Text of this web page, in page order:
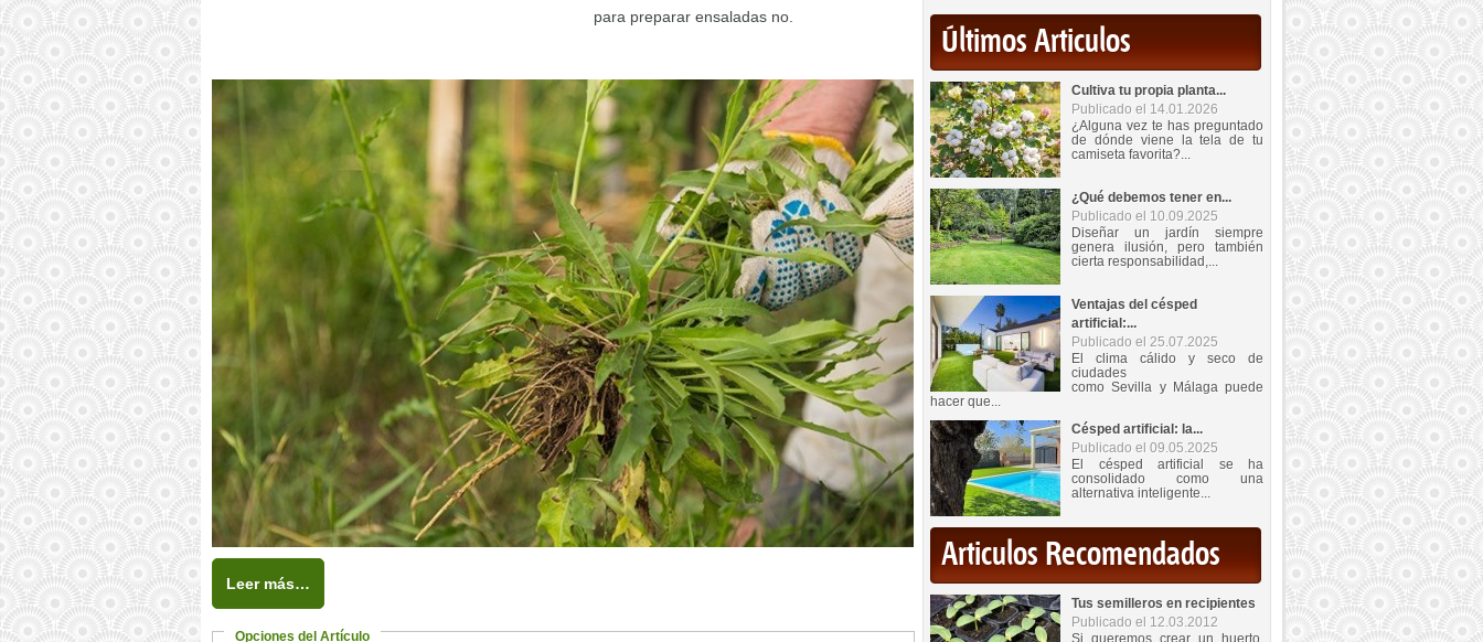
para preparar ensaladas no.
Leer más…
Opciones del Artículo
Últimos Articulos
Cultiva tu propia planta...
Publicado el 14.01.2026
¿Alguna vez te has preguntado
de dónde viene la tela de tu
camiseta favorita?...
¿Qué debemos tener en...
Publicado el 10.09.2025
Diseñar un jardín siempre
genera ilusión, pero también
cierta responsabilidad,...
Ventajas del césped
artificial:...
Publicado el 25.07.2025
El clima cálido y seco de
ciudades
como Sevilla y Málaga puede
hacer que...
Césped artificial: la...
Publicado el 09.05.2025
El césped artificial se ha
consolidado como una
alternativa inteligente...
Articulos Recomendados
Tus semilleros en recipientes
Publicado el 12.03.2012
Si queremos crear un huerto,